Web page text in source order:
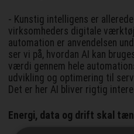
- Kunstig intelligens er
virksomheders digitale
automation er anvendelsen
ser vi på, hvordan AI kan
værdi gennem hele
udvikling og optimering til
Det er her AI bliver rigtig
Energi, data og drift skal